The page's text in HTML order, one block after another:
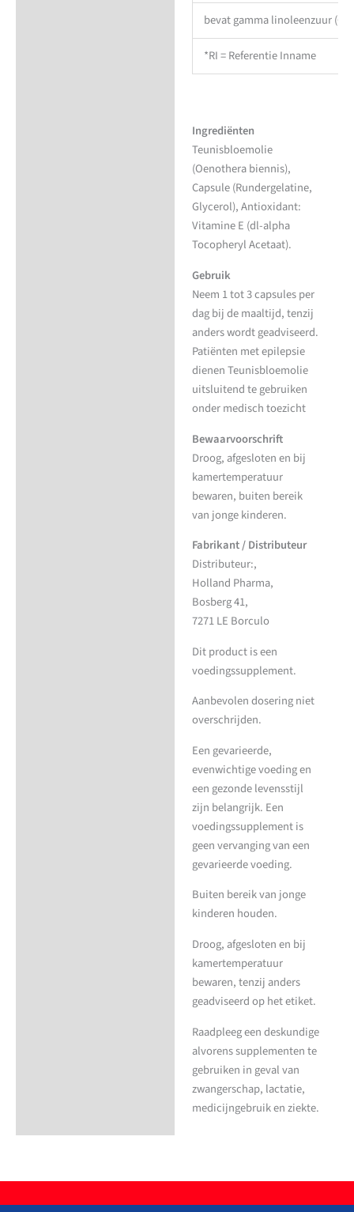
bevat gamma linoleenzuur
*RI = Referentie Inname
Ingrediënten
Teunisbloemolie
(Oenothera biennis),
Capsule (Rundergelatine,
Glycerol), Antioxidant:
Vitamine E (dl-alpha
Tocopheryl Acetaat).
Gebruik
Neem 1 tot 3 capsules per
dag bij de maaltijd, tenzij
anders wordt geadviseerd.
Patiënten met epilepsie
dienen Teunisbloemolie
uitsluitend te gebruiken
onder medisch toezicht
Bewaarvoorschrift
Droog, afgesloten en bij
kamertemperatuur
bewaren, buiten bereik
van jonge kinderen.
Fabrikant / Distributeur
Distributeur:,
Holland Pharma,
Bosberg 41,
7271 LE Borculo
Dit product is een
voedingssupplement.
Aanbevolen dosering niet
overschrijden.
Een gevarieerde,
evenwichtige voeding en
een gezonde levensstijl
zijn belangrijk. Een
voedingssupplement is
geen vervanging van een
gevarieerde voeding.
Buiten bereik van jonge
kinderen houden.
Droog, afgesloten en bij
kamertemperatuur
bewaren, tenzij anders
geadviseerd op het etiket.
Raadpleeg een deskundige
alvorens supplementen te
gebruiken in geval van
zwangerschap, lactatie,
medicijngebruik en ziekte.